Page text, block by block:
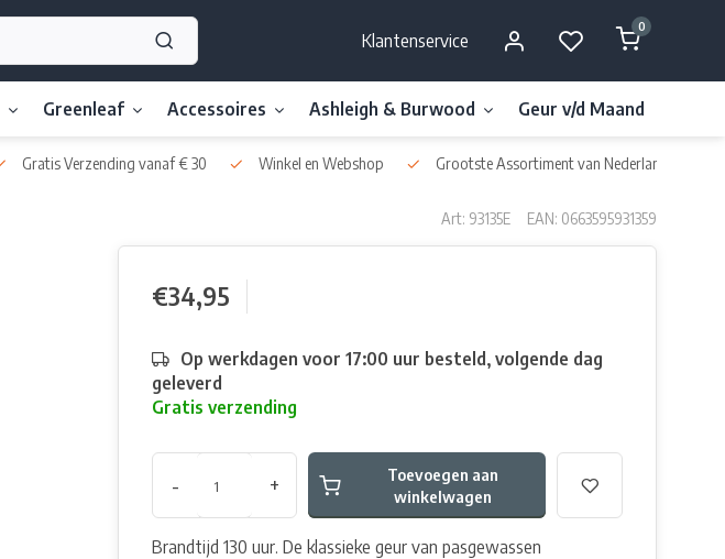
Klantenservice
0
Greenleaf Accessoires Ashleigh & Burwood Geur v/d Maand
Gratis Verzending vanaf € 30 Winkel en Webshop Grootste Assortiment van Nederland & België
Art: 93135E EAN: 0663595931359
€34,95
Op werkdagen voor 17:00 uur besteld, volgende dag
geleverd
Gratis verzending
- +
Toevoegen aan
winkelwagen
Brandtijd 130 uur. De klassieke geur van pasgewassen